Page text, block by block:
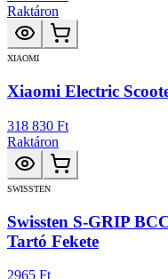
Raktáron
XIAOMI
Xiaomi Electric
318 830 Ft
Raktáron
SWISSTEN
Swissten S-GRIP
Tartó Fekete
2965 Ft